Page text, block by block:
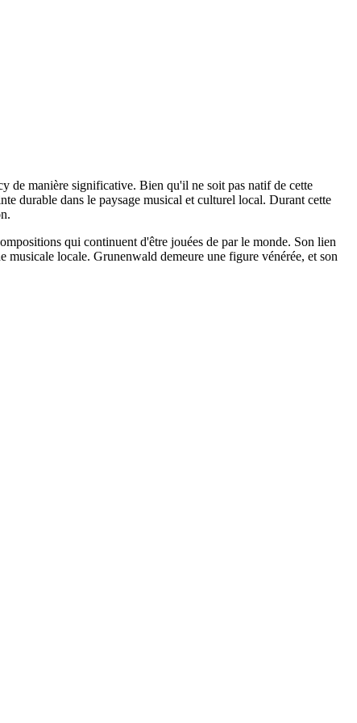
de manière significative. Bien qu'il ne soit pas natif de cette
durable dans le paysage musical et culturel local. Durant cette
qui continuent d'être jouées de par le monde. Son lien
musicale locale. Grunenwald demeure une figure vénérée, et son